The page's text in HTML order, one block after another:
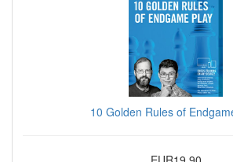
10 Golden Rules of